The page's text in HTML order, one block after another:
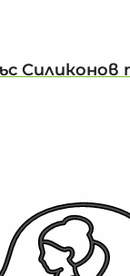
Силиконов